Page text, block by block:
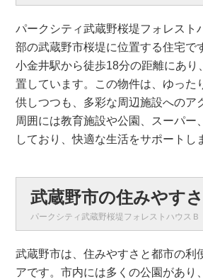
パークシティ武蔵野桜堤フォレスト
部の武蔵野市桜堤に位置する住宅で
小金井駅から徒歩18分の距離にあり
置しています。この物件は、ゆった
供しつつも、多彩な周辺施設へのア
周囲には教育施設や公園、スーパー
しており、快適な生活をサポートし
武蔵野市の住みやす
パークシティ武蔵野桜堤フォレストハウスＢ
武蔵野市は、住みやすさと都市の利
アです。市内には多くの公園があり